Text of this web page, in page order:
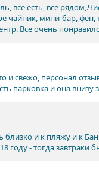
все есть, все
чайник, мини-бар,
Все очень
и свежо, персонал
парковка и она
близко и к пляжу и к
году - тогда завтраки